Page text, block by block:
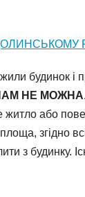
будинок і
НЕ МОЖНА
житло або
згідно
з будинку.